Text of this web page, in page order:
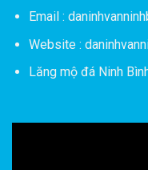
Email :
Website :
Lăng mộ đá Ninh